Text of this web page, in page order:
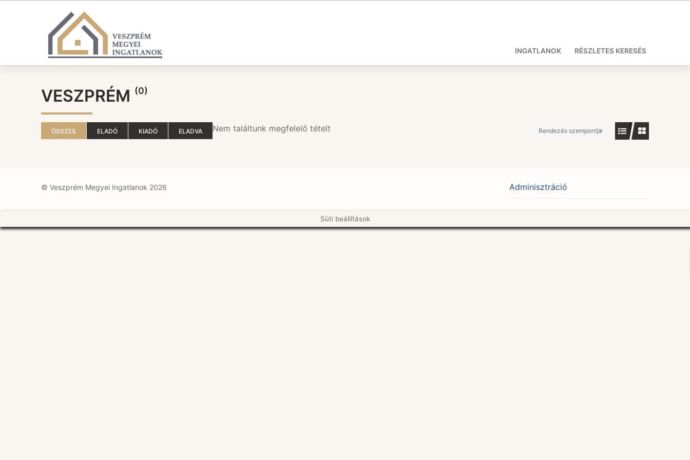
INGATLANOK RÉSZLETES KERESÉS
VESZPRÉM (0)
ÖSSZES ELADÓ KIADÓ ELADVA Rendezés szempontja
Nem találtunk megfelelő tételt
© Veszprém Megyei Ingatlanok 2026 Adminisztráció
Süti beállítások